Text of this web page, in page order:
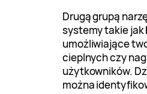
Drugą grupą
systemy takie jak
umożliwiające
cieplnych czy
użytkowników.
można